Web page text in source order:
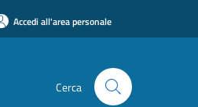
Accedi all'area personale
Cerca